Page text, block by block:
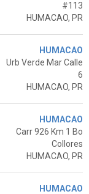
#113
HUMACAO, PR
HUMACAO
Urb Verde Mar Calle
6
HUMACAO, PR
HUMACAO
Carr 926 Km 1 Bo
Collores
HUMACAO, PR
HUMACAO